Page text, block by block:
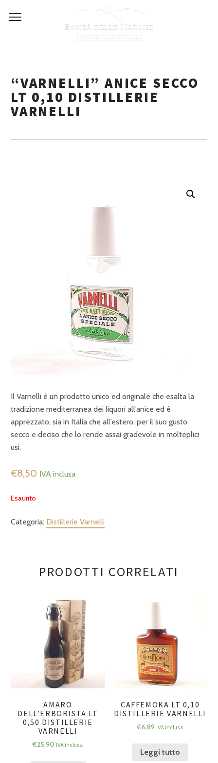
“VARNELLI” ANICE SECCO
LT 0,10 DISTILLERIE
VARNELLI
Il Varnelli è un prodotto unico ed originale che esalta la
tradizione mediterranea dei liquori all’anice ed è
apprezzato, sia in Italia che all’estero, per il suo gusto
secco e deciso che lo rende assai gradevole in molteplici
usi.
€8,50 IVA inclusa
Esaurito
Categoria: Distillerie Varnelli
PRODOTTI CORRELATI
AMARO
DELL’ERBORISTA LT
0,50 DISTILLERIE
VARNELLI
€25,90 IVA inclusa
CAFFEMOKA LT 0,10
DISTILLERIE VARNELLI
€6,89 IVA inclusa
Leggi tutto